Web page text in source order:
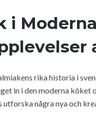
i
rika historia i
in i den moderna köket
utforska några nya och